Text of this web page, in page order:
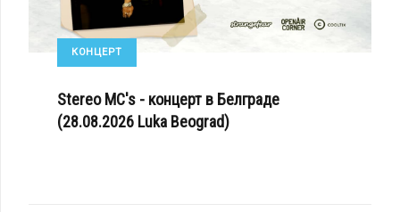
КОНЦЕРТ
Stereo MC's - концерт в Белграде
(28.08.2026 Luka Beograd)